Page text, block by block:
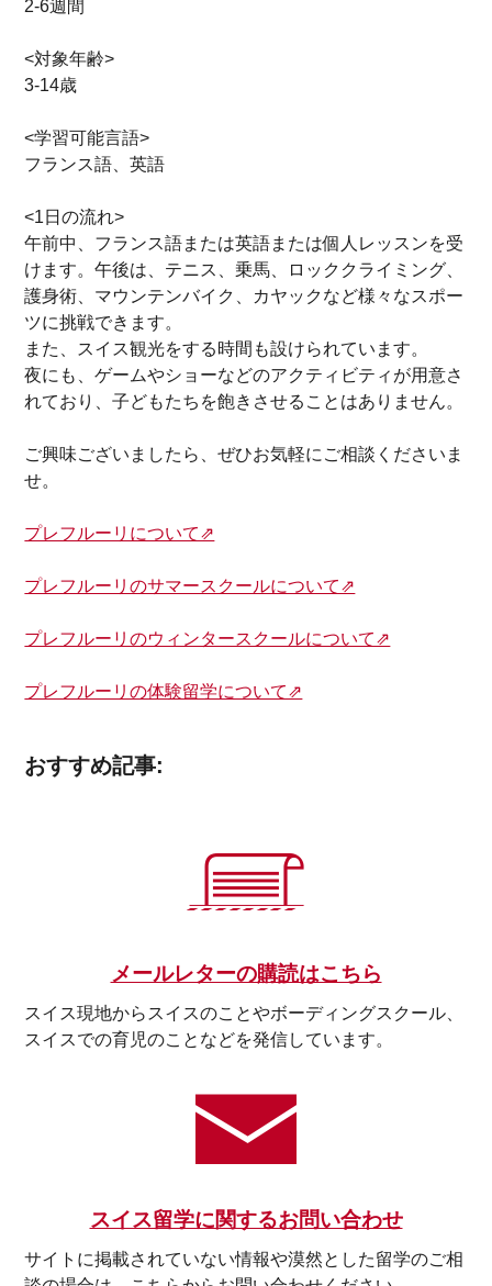
2-6週間
<対象年齢>
3-14歳
<学習可能言語>
フランス語、英語
<1日の流れ>
午前中、フランス語または英語または個人レッスンを受
けます。午後は、テニス、乗馬、ロッククライミング、
護身術、マウンテンバイク、カヤックなど様々なスポー
ツに挑戦できます。
また、スイス観光をする時間も設けられています。
夜にも、ゲームやショーなどのアクティビティが用意さ
れており、子どもたちを飽きさせることはありません。
ご興味ございましたら、ぜひお気軽にご相談くださいま
せ。
プレフルーリについて⇗
プレフルーリのサマースクールについて⇗
プレフルーリのウィンタースクールについて⇗
プレフルーリの体験留学について⇗
おすすめ記事:
メールレターの購読はこちら
スイス現地からスイスのことやボーディングスクール、
スイスでの育児のことなどを発信しています。
スイス留学に関するお問い合わせ
サイトに掲載されていない情報や漠然とした留学のご相